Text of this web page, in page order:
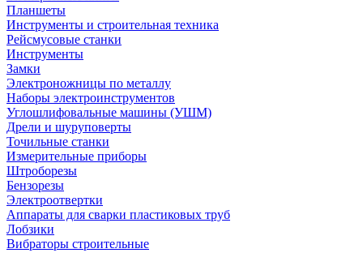
Планшеты
Инструменты и строительная техника
Рейсмусовые станки
Инструменты
Замки
Электроножницы по металлу
Наборы электроинструментов
Углошлифовальные машины (УШМ)
Дрели и шуруповерты
Точильные станки
Измерительные приборы
Штроборезы
Бензорезы
Электроотвертки
Аппараты для сварки пластиковых труб
Лобзики
Вибраторы строительные